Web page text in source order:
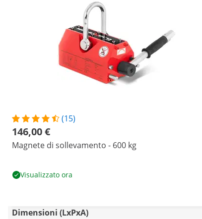
(15)
146,00 €
Magnete di sollevamento - 600 kg
Visualizzato ora
Dimensioni (LxPxA)